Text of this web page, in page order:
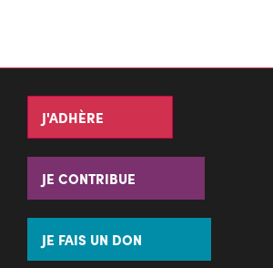
J'ADHÈRE
JE CONTRIBUE
JE FAIS UN DON